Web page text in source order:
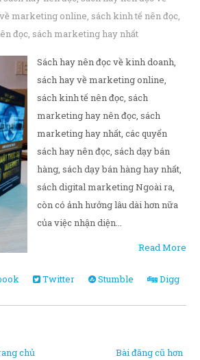
marketing online, sách kinh tế nên đọc,
đọc, sách marketing hay nhất
Sách hay nên đọc về kinh doanh,
sách hay về marketing online,
sách kinh tế nên đọc, sách
marketing hay nên đọc, sách
marketing hay nhất, các quyển
sách hay nên đọc, sách dạy bán
hàng, sách dạy bán hàng hay nhất,
sách digital marketing Ngoài ra,
còn có ảnh hưởng lâu dài hơn nữa
của việc nhận diện...
Read More
Twitter Stumble Digg
Bài đăng cũ hơn
chủ